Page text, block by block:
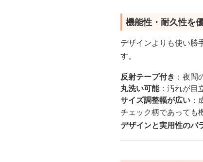
機能性・耐久性を
デザインよりも使い勝
す。
反射テープ付き ：夜
丸洗い可能：汚れが目
サイズ調整幅が広い
チェック柄であっても
デザインと実用性のバ